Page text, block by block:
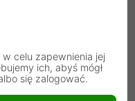
wkładowi o
fabrycznie nowy, a
jedną sztukę. Wkład
w celu zapewnienia jej
ich, abyś mógł
się zalogować.